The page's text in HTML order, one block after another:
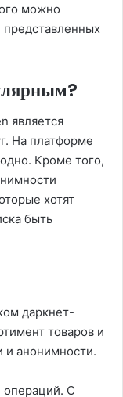
можно
представленных
является
На платформе
Кроме того,
хотят
быть
даркнет-
товаров и
и анонимности.
операций. С